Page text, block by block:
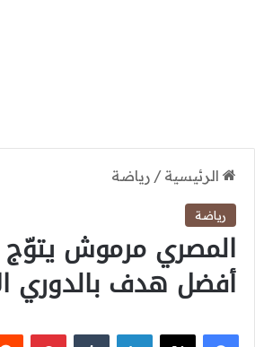
الرئيسية / رياضة
رياضة
المصري مرموش يتوّج
أفضل هدف بالدوري
فيسبوك
‫X لينكدإن